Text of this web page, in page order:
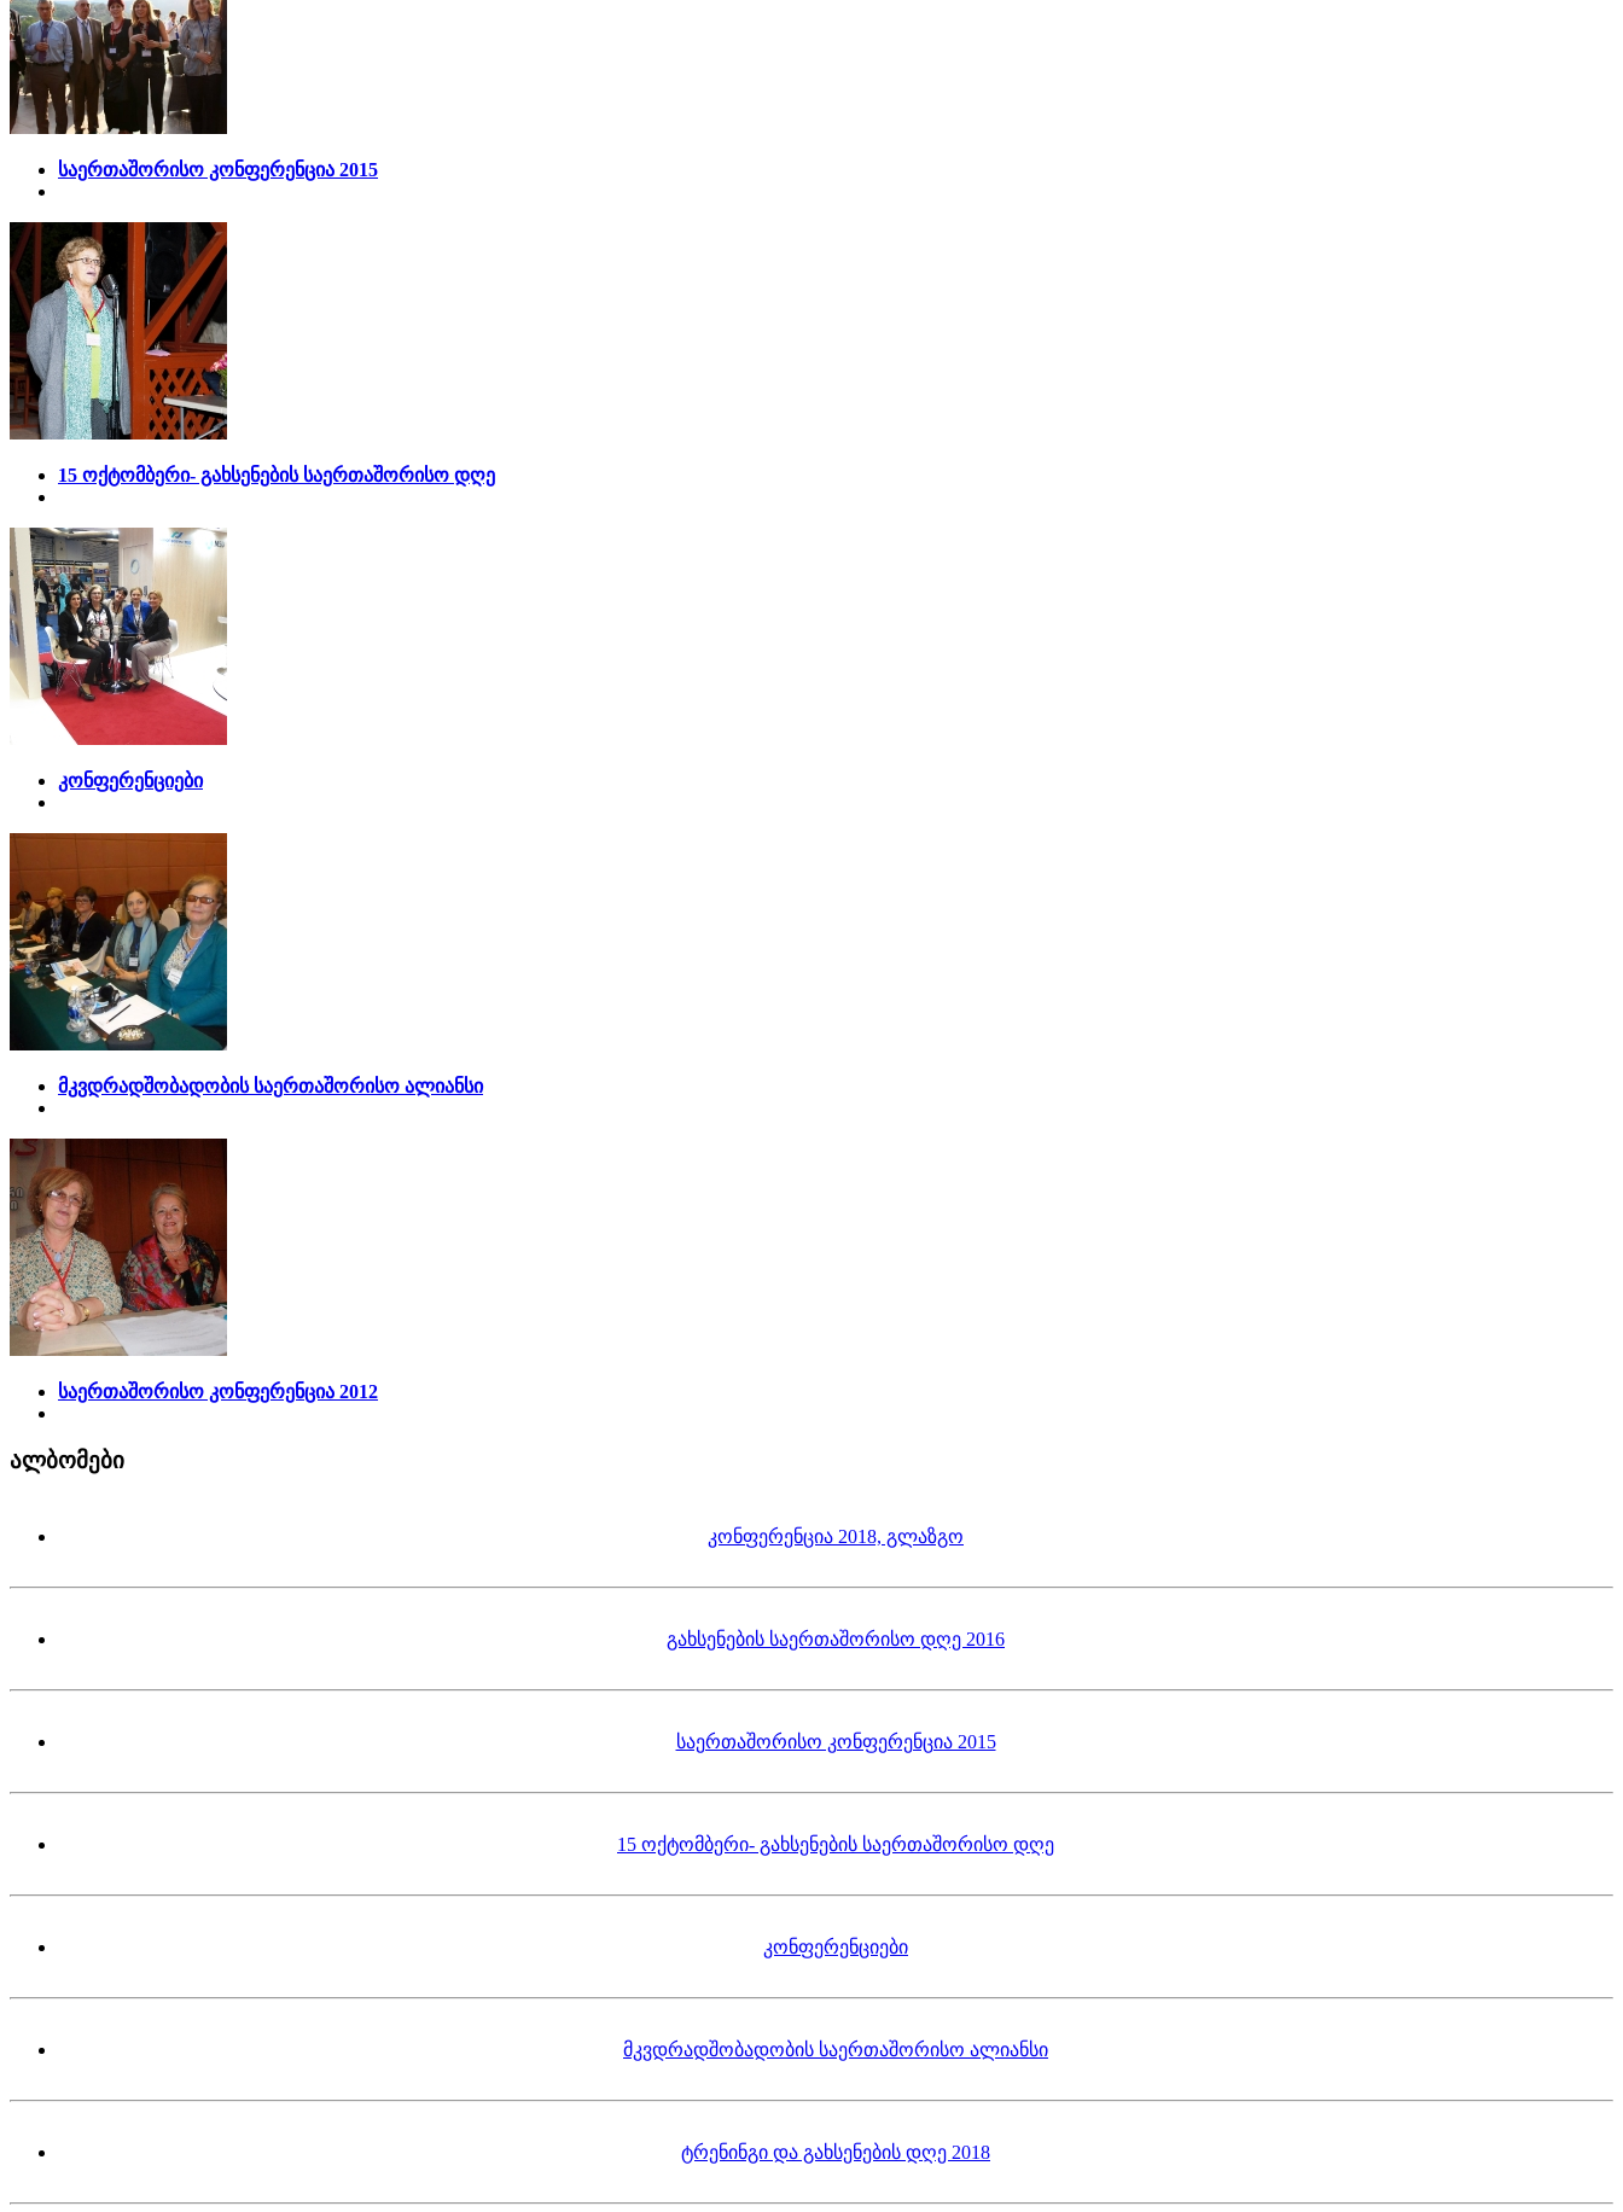
საერთაშორისო კონფერენცია 2015
15 ოქტომბერი- გახსენების საერთაშორისო დღე
კონფერენციები
მკვდრადშობადობის საერთაშორისო ალიანსი
საერთაშორისო კონფერენცია 2012
ალბომები
კონფერენცია 2018, გლაზგო
გახსენების საერთაშორისო დღე 2016
საერთაშორისო კონფერენცია 2015
15 ოქტომბერი- გახსენების საერთაშორისო დღე
კონფერენციები
მკვდრადშობადობის საერთაშორისო ალიანსი
ტრენინგი და გახსენების დღე 2018